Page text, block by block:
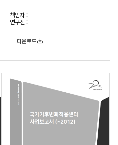
책임자 :
연구진 :
다운로드